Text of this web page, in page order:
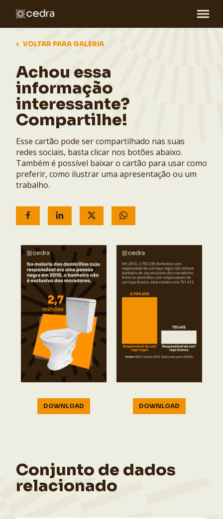
DOWNLOAD DOWNLOAD
VOLTAR PARA GALERIA
Achou essa
informação
interessante?
Compartilhe!
Esse cartão pode ser compartilhado nas suas
redes sociais, basta clicar nos botões abaixo.
Também é possível baixar o cartão para usar como
preferir, como ilustrar uma apresentação ou um
trabalho.
Conjunto de dados
relacionado